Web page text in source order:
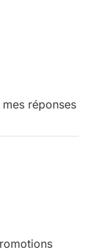
réponses